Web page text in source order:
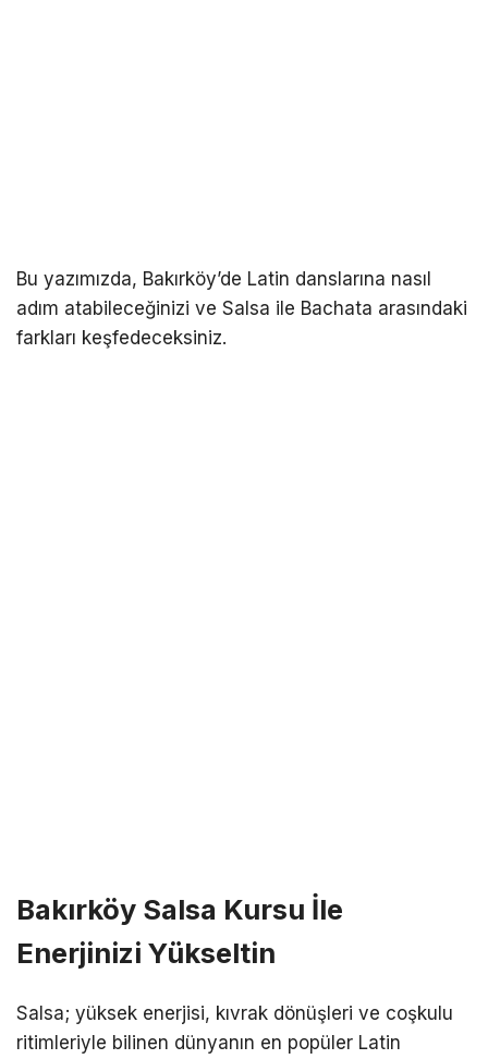
Bu yazımızda, Bakırköy’de Latin danslarına nasıl
adım atabileceğinizi ve Salsa ile Bachata arasındaki
farkları keşfedeceksiniz.
Bakırköy Salsa Kursu İle
Enerjinizi Yükseltin
Salsa; yüksek enerjisi, kıvrak dönüşleri ve coşkulu
ritimleriyle bilinen dünyanın en popüler Latin